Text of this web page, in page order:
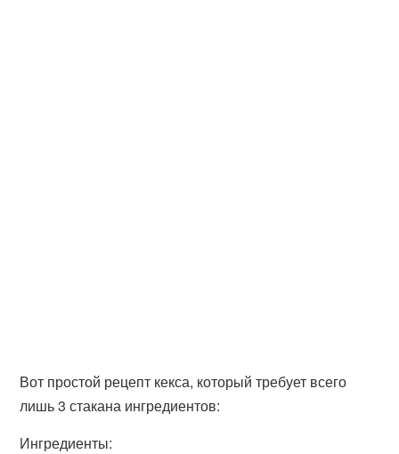
Вот простой рецепт кекса, который требует всего
лишь 3 стакана ингредиентов:
Ингредиенты: